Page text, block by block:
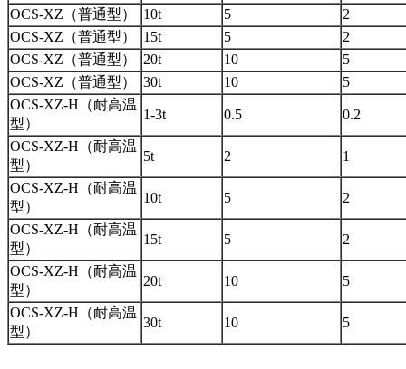
OCS-XZ（普通型）
10t 5
2
OCS-XZ（普通型）
15t 5
2
OCS-XZ（普通型）
20t 10
5
OCS-XZ（普通型）
30t 10
5
OCS-XZ-H（耐高温
型）
1-3t 0.5 0.2
OCS-XZ-H（耐高温
型）
5t 2 1
OCS-XZ-H（耐高温
型）
10t 5 2
OCS-XZ-H（耐高温
型）
15t 5 2
OCS-XZ-H（耐高温
型）
20t 10 5
OCS-XZ-H（耐高温
型）
30t 10 5